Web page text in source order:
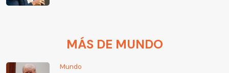
MÁS DE MUNDO
Mundo